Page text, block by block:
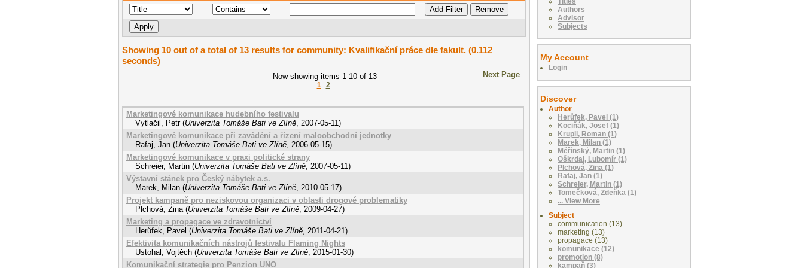
Showing 10 out of a total of 13 results for community: Kvalifikační práce dle fakult. (0.112
seconds)
Now showing items 1-10 of 13
1 2
Next Page
Marketingové komunikace hudebního festivalu
Vytlačil, Petr (Univerzita Tomáše Bati ve Zlíně 2007-05-11)
Marketingové komunikace při zavádění a řízení maloobchodní jednotky
Rafaj, Jan (Univerzita Tomáše Bati ve Zlíně 2006-05-15)
Marketingové komunikace v praxi politické strany
Schreier, Martin (Univerzita Tomáše Bati ve Zlíně 2007-05-11)
Výstavní stánek pro Český nábytek a.s.
Marek, Milan (Univerzita Tomáše Bati ve Zlíně 2010-05-17)
Projekt kampaně pro neziskovou organizaci v oblasti drogové problematiky
Plchová, Zina (Univerzita Tomáše Bati ve Zlíně 2009-04-27)
Marketing a propagace ve zdravotnictví
Herůfek, Pavel (Univerzita Tomáše Bati ve Zlíně 2011-04-21)
Efektivita komunikačních nástrojů festivalu Flaming Nights
Ustohal, Vojtěch (Univerzita Tomáše Bati ve Zlíně 2015-01-30)
Komunikační strategie pro Penzion UNO
Authors
Advisor
Subjects
My Account
Login
Discover
Author
Herůfek, Pavel (1)
Kociňák, Josef (1)
Krupil, Roman (1)
Marek, Milan (1)
Měřínský, Martin (1)
Oškrdal, Lubomír (1)
Plchová, Zina (1)
Rafaj, Jan (1)
Schreier, Martin (1)
Tomečková, Zdeňka (1)
... View More
Subject
communication (13)
marketing (13)
propagace (13)
komunikace (12)
promotion (8)
kampaň (3)